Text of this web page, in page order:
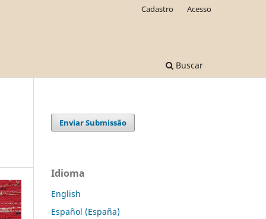
Buscar
Cadastro Acesso
Enviar Submissão
Idioma
English
Español (España)